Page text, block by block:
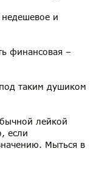
и
финансовая –
таким душиком
лейкой
если
Мыться в